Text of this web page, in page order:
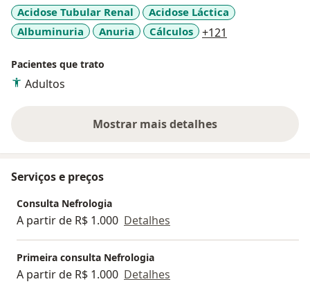
Acidose Tubular Renal
Acidose Láctica
Albuminuria
Anuria Cálculos +121
Pacientes que trato
Adultos
Mostrar mais detalhes
sobre a experiência
Serviços e preços
Consulta Nefrologia
A partir de R$ 1.000 Detalhes
Primeira consulta Nefrologia
A partir de R$ 1.000 Detalhes